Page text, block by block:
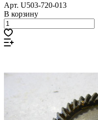
Арт. U503-720-013
В корзину